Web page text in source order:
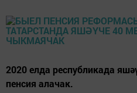
2020 елда республикада
пенсия алачак.